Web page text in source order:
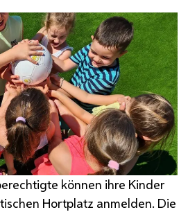
können ihre Kinder
Hortplatz anmelden. Die